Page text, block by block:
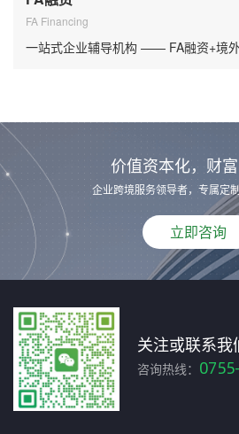
FA Financing
一站式企业辅导机构 —— FA融资+境
价值资本化，财
企业跨境服务领导者，专属定
立即咨询
关注或联系我
咨询热线：